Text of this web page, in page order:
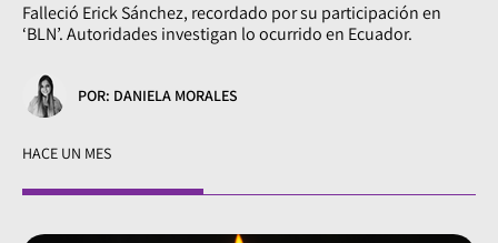
Falleció Erick Sánchez, recordado por su participación en
‘BLN’. Autoridades investigan lo ocurrido en Ecuador.
POR: DANIELA MORALES
HACE UN MES